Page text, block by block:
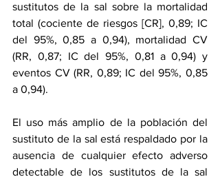
sustitutos de la sal sobre la mortalidad
total (cociente de riesgos [CR], 0,89; IC
del 95%, 0,85 a 0,94), mortalidad CV
(RR, 0,87; IC del 95%, 0,81 a 0,94) y
eventos CV (RR, 0,89; IC del 95%, 0,85
a 0,94).
El uso más amplio de la población del
sustituto de la sal está respaldado por la
ausencia de cualquier efecto adverso
detectable de los sustitutos de la sal